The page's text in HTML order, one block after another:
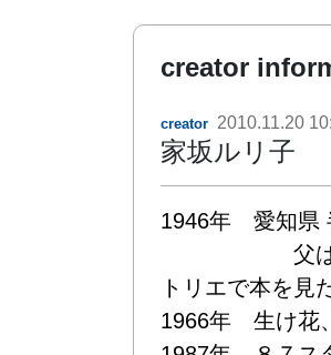
creator
creator 2010.11.20
家坂ルリ子
1946年　愛知県
父は日本画
トリエで本を見
1966年　生け花